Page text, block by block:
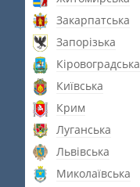
Закарпатська
Запорізька
Кіровоградська
Київська
Крим
Луганська
Львівська
Миколаївська